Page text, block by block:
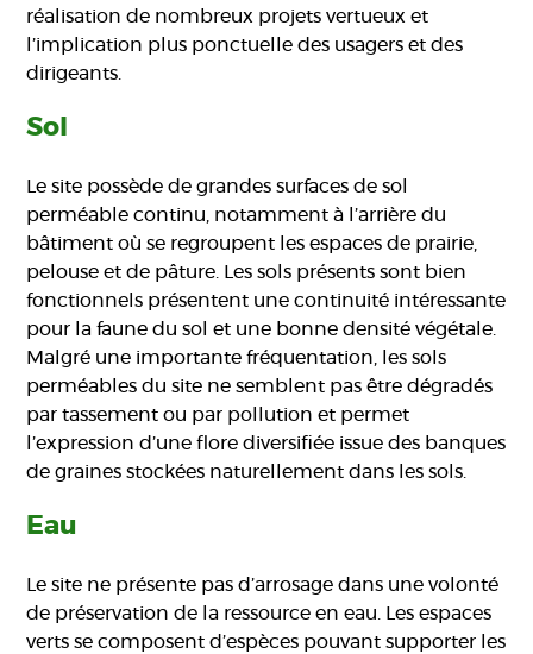
réalisation de nombreux projets vertueux et
l’implication plus ponctuelle des usagers et des
dirigeants.
Sol
Le site possède de grandes surfaces de sol
perméable continu, notamment à l’arrière du
bâtiment où se regroupent les espaces de prairie,
pelouse et de pâture. Les sols présents sont bien
fonctionnels présentent une continuité intéressante
pour la faune du sol et une bonne densité végétale.
Malgré une importante fréquentation, les sols
perméables du site ne semblent pas être dégradés
par tassement ou par pollution et permet
l’expression d’une flore diversifiée issue des banques
de graines stockées naturellement dans les sols.
Eau
Le site ne présente pas d’arrosage dans une volonté
de préservation de la ressource en eau. Les espaces
verts se composent d’espèces pouvant supporter les